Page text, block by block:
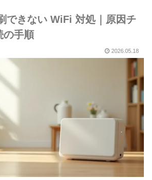
できない WiFi 対処｜原因チ
の手順
2026.05.18